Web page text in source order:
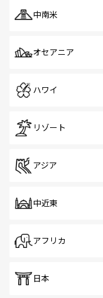
中南米
オセアニア
ハワイ
リゾート
アジア
中近東
アフリカ
日本